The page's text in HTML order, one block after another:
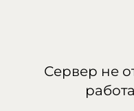
Сервер не